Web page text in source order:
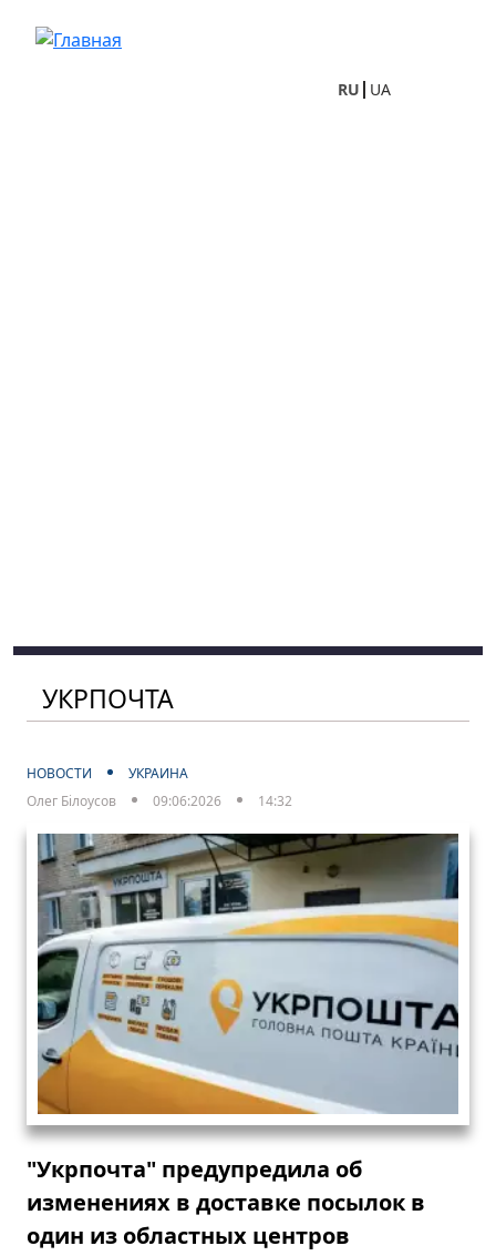
RU UA
УКРПОЧТА
НОВОСТИ
УКРАИНА
Олег Білоусов
09:06:2026 14:32
"Укрпочта" предупредила об
изменениях в доставке посылок в
один из областных центров